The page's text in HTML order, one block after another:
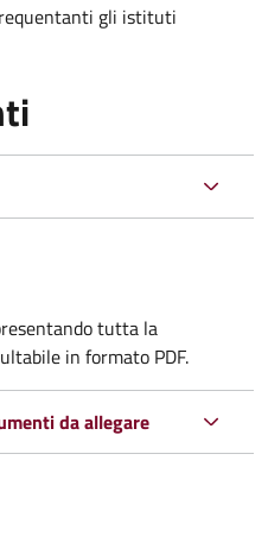
gli istituti
tutta la
in formato PDF.
da allegare